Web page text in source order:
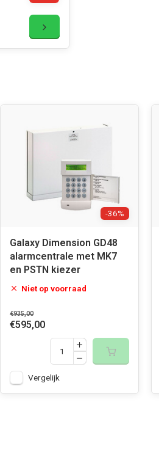
-36%
Galaxy Dimension GD48
alarmcentrale met MK7
en PSTN kiezer
Niet op voorraad
€935,00
€595,00
Vergelijk